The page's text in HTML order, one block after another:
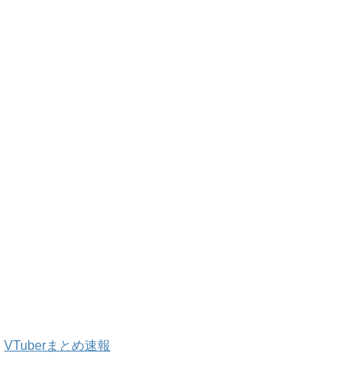
VTuberまとめ速報